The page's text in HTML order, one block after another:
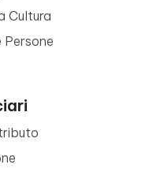
Cultura
Persone